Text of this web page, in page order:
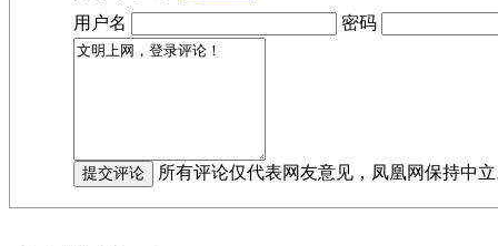
用户名
密码
所有评论仅代表网友意见，凤凰网保持中